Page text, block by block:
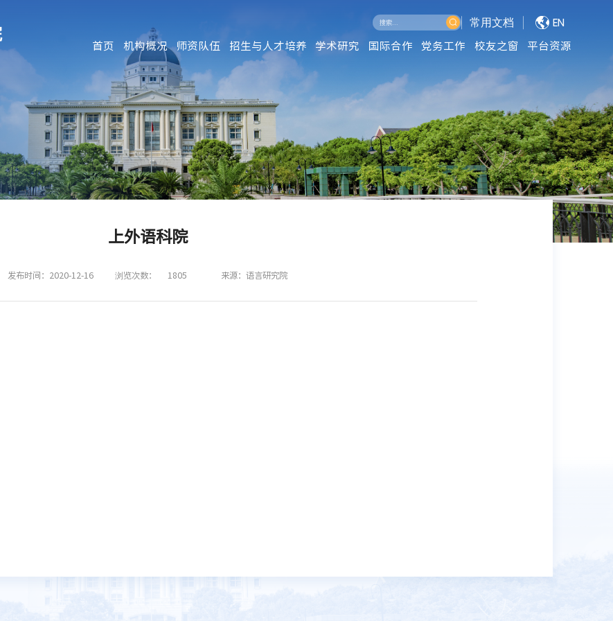
常用文档 EN
首页 机构概况 师资队伍 招生与人才培养 学术研究 国际合作 党务工作 校友之窗 平台资源
上外语科院
发布时间：2020-12-16 浏览次数： 1805 来源：语言研究院